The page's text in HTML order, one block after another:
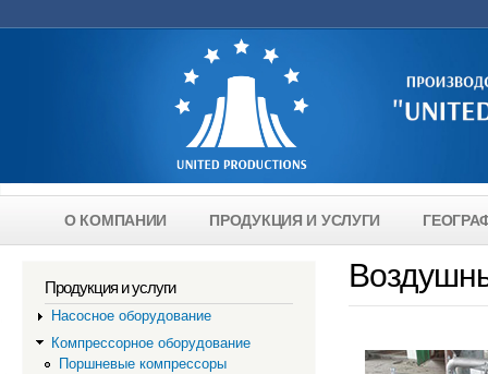
Главное меню
О КОМПАНИИ ПРОДУКЦИЯ И УСЛУГИ
Продукция и услуги
Насосное оборудование
Компрессорное оборудование
Поршневые компрессоры